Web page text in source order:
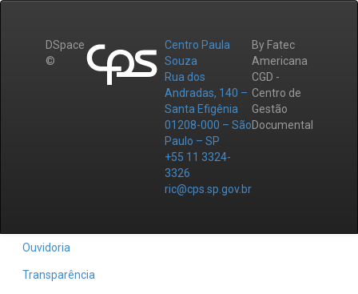
DSpace
©
Centro Paula
Souza
Rua dos
Andradas, 140 –
Santa Efigênia
01208-000 – São
Paulo – SP
+55 11 3324-
3326
ric@cps.sp.gov.br
By Fatec
Americana
CGD -
Centro de
Gestão
Documental
Ouvidoria
Transparência